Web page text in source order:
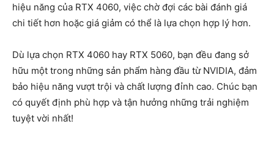
hiệu năng của RTX 4060, việc chờ đợi các bài đánh giá
chi tiết hơn hoặc giá giảm có thể là lựa chọn hợp lý hơn.
Dù lựa chọn RTX 4060 hay RTX 5060, bạn đều đang sở
hữu một trong những sản phẩm hàng đầu từ NVIDIA, đảm
bảo hiệu năng vượt trội và chất lượng đỉnh cao. Chúc bạn
có quyết định phù hợp và tận hưởng những trải nghiệm
tuyệt vời nhất!